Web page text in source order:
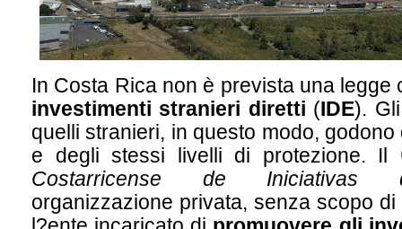
In Costa Rica non è prevista una legge
investimenti stranieri diretti (IDE).
quelli stranieri, in questo modo,
e degli stessi livelli di protezione. Il
Costarricense de Iniciativas
organizzazione privata, senza scopo